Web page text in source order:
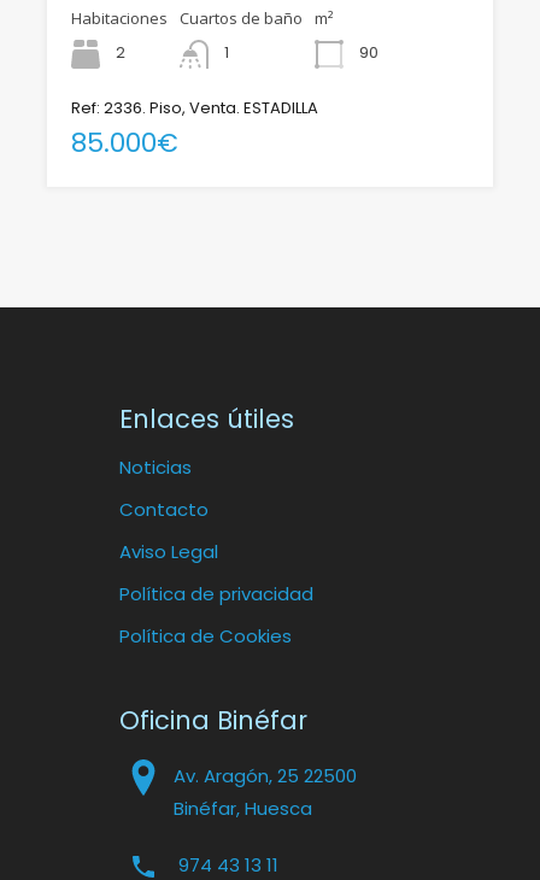
Habitaciones
2
Cuartos de baño
1
m²
90
Ref: 2336. Piso, Venta. ESTADILLA
85.000€
Enlaces útiles
Noticias
Contacto
Aviso Legal
Política de privacidad
Política de Cookies
Oficina Binéfar
Av. Aragón, 25 22500
Binéfar, Huesca
974 43 13 11